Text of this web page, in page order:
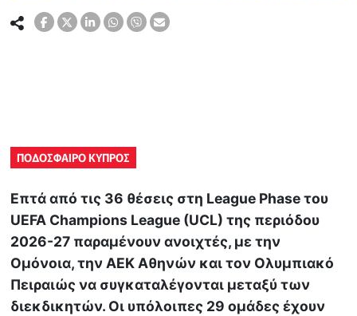
ΠΟΔΟΣΦΑΙΡΟ ΚΥΠΡΟΣ
Επτά από τις 36 θέσεις στη League Phase του
UEFA Champions League (UCL) της περιόδου
2026-27 παραμένουν ανοιχτές, με την
Ομόνοια, την ΑΕΚ Αθηνών και τον Ολυμπιακό
Πειραιώς να συγκαταλέγονται μεταξύ των
διεκδικητών. Οι υπόλοιπες 29 ομάδες έχουν